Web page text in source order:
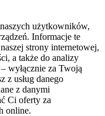
użytkowników,
Informacje te
strony internetowej,
a także do analizy
wyłącznie za Twoją
z usług danego
z danymi
Ci oferty za
online.